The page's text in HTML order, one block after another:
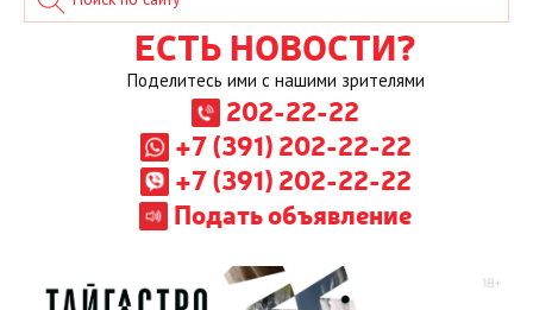
ЕСТЬ НОВОСТИ?
Поделитесь ими с нашими зрителями
202-22-22
+7 (391) 202-22-22
+7 (391) 202-22-22
Подать объявление